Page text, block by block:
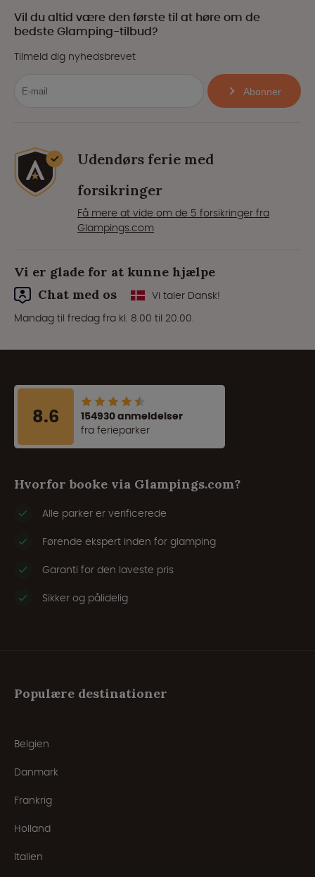
Vil du altid være den første til at høre om de
bedste Glamping-tilbud?
Tilmeld dig nyhedsbrevet
Abonner
Udendørs ferie med
forsikringer
Få mere at vide om de 5 forsikringer fra
Glampings.com
Vi er glade for at kunne hjælpe
Chat med os
Vi taler Dansk!
Mandag til fredag fra kl. 8.00 til 20.00.
8.6
154930 anmeldelser
fra ferieparker
Hvorfor booke via Glampings.com?
Alle parker er verificerede
Førende ekspert inden for glamping
Garanti for den laveste pris
Sikker og pålidelig
Populære destinationer
Belgien
Danmark
Frankrig
Holland
Italien